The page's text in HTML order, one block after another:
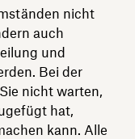
nicht
auch
und
Bei der
nicht warten,
hat,
kann. Alle